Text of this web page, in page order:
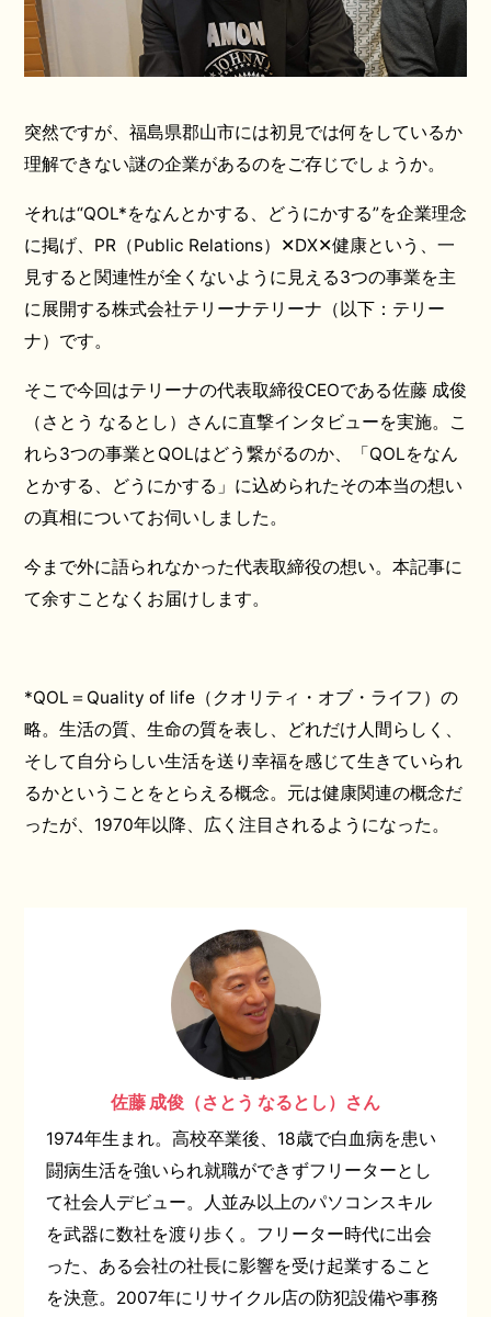
突然ですが、福島県郡山市には初見では何をしているか
理解できない謎の企業があるのをご存じでしょうか。
それは“QOL*をなんとかする、どうにかする”を企業理念
に掲げ、PR（Public Relations）✕DX✕健康という、一
見すると関連性が全くないように見える3つの事業を主
に展開する株式会社テリーナテリーナ（以下：テリー
ナ）です。
そこで今回はテリーナの代表取締役CEOである佐藤 成俊
（さとう なるとし）さんに直撃インタビューを実施。こ
れら3つの事業とQOLはどう繋がるのか、「QOLをなん
とかする、どうにかする」に込められたその本当の想い
の真相についてお伺いしました。
今まで外に語られなかった代表取締役の想い。本記事に
て余すことなくお届けします。
*QOL＝Quality of life（クオリティ・オブ・ライフ）の
略。生活の質、生命の質を表し、どれだけ人間らしく、
そして自分らしい生活を送り幸福を感じて生きていられ
るかということをとらえる概念。元は健康関連の概念だ
ったが、1970年以降、広く注目されるようになった。
佐藤 成俊（さとう なるとし）さん
1974年生まれ。高校卒業後、18歳で白血病を患い
闘病生活を強いられ就職ができずフリーターとし
て社会人デビュー。人並み以上のパソコンスキル
を武器に数社を渡り歩く。フリーター時代に出会
った、ある会社の社長に影響を受け起業すること
を決意。2007年にリサイクル店の防犯設備や事務